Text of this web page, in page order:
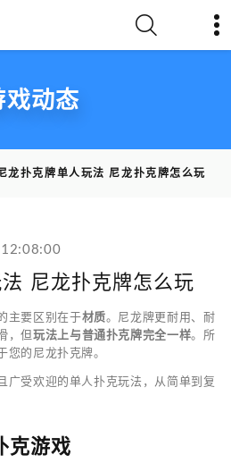
戏动态
龙扑克牌单人玩法 尼龙扑克牌怎么玩
尼龙扑克牌怎么玩
主要区别在于材质。尼龙牌更耐用、耐
，但玩法上与普通扑克牌完全一样。所
的尼龙扑克牌。
广受欢迎的单人扑克玩法，从简单到复
克游戏